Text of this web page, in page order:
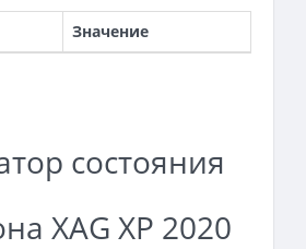
Значение
состояния
XAG XP 2020